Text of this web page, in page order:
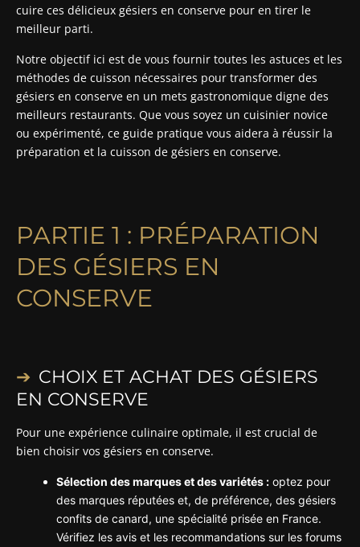
cuire ces délicieux gésiers en conserve pour en tirer le
meilleur parti.
Notre objectif ici est de vous fournir toutes les astuces et les
méthodes de cuisson nécessaires pour transformer des
gésiers en conserve en un mets gastronomique digne des
meilleurs restaurants. Que vous soyez un cuisinier novice
ou expérimenté, ce guide pratique vous aidera à réussir la
préparation et la cuisson de gésiers en conserve.
PARTIE 1 : PRÉPARATION
DES GÉSIERS EN
CONSERVE
CHOIX ET ACHAT DES GÉSIERS
EN CONSERVE
Pour une expérience culinaire optimale, il est crucial de
bien choisir vos gésiers en conserve.
Sélection des marques et des variétés : optez pour
des marques réputées et, de préférence, des gésiers
confits de canard, une spécialité prisée en France.
Vérifiez les avis et les recommandations sur les forums